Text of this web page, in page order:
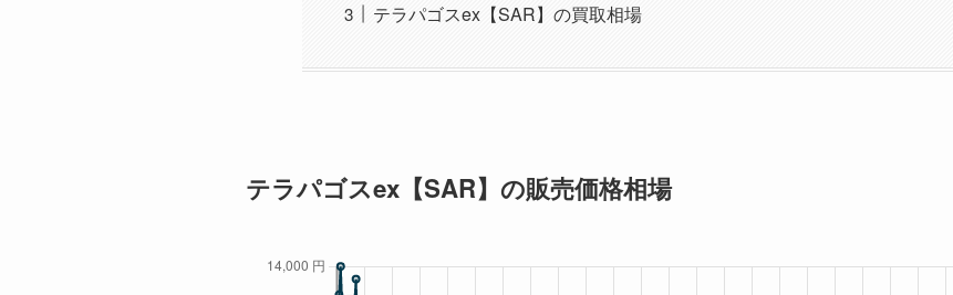
テラパゴスex【SAR】の買取相場
テラパゴスex【SAR】の販売価格相場